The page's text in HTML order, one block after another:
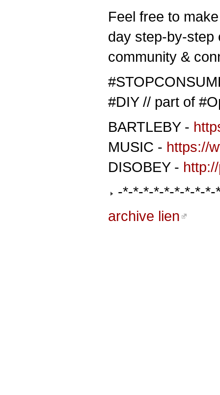
Feel free to
day step-by-step
community &
#DIY // part of
BARTLEBY -
MUSIC - https://
DISOBEY -
-*-*-*-*-*-*-*-*-*-
archive lien